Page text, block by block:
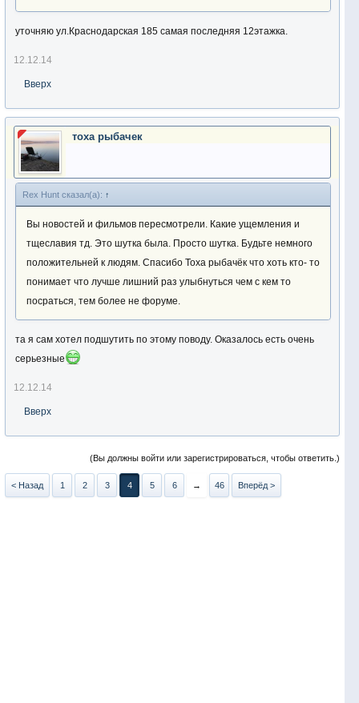
уточняю ул.Краснодарская 185 самая последняя 12этажка.
12.12.14
Вверх
тоха рыбачек
Rex Hunt сказал(а): ↑
Вы новостей и фильмов пересмотрели. Какие ущемления и
тщеславия тд. Это шутка была. Просто шутка. Будьте немного
положительней к людям. Спасибо Тоха рыбачёк что хоть кто- то
понимает что лучше лишний раз улыбнуться чем с кем то
посраться, тем более не форуме.
та я сам хотел подшутить по этому поводу. Оказалось есть очень
серьезные
12.12.14
Вверх
(Вы должны войти или зарегистрироваться, чтобы ответить.)
< Назад 1 2 3 4 5 6 → 46 Вперёд >